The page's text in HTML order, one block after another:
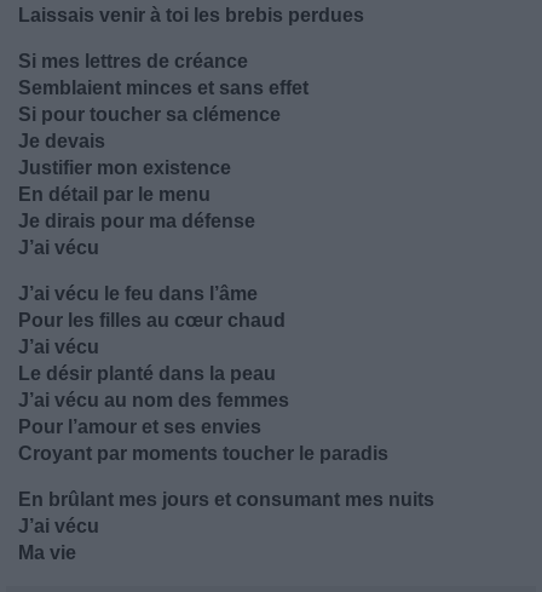
Laissais venir à toi les brebis perdues
Si mes lettres de créance
Semblaient minces et sans effet
Si pour toucher sa clémence
Je devais
Justifier mon existence
En détail par le menu
Je dirais pour ma défense
J’ai vécu
J’ai vécu le feu dans l’âme
Pour les filles au cœur chaud
J’ai vécu
Le désir planté dans la peau
J’ai vécu au nom des femmes
Pour l’amour et ses envies
Croyant par moments toucher le paradis
En brûlant mes jours et consumant mes nuits
J’ai vécu
Ma vie